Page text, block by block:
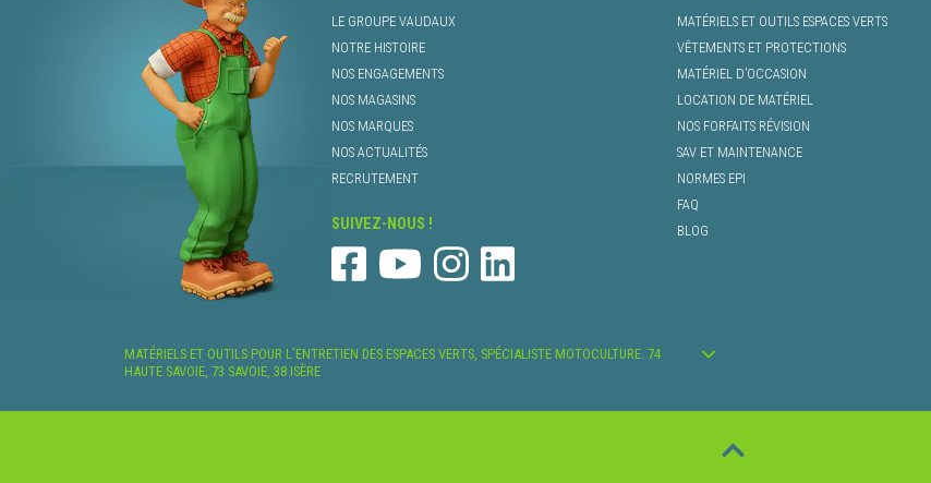
LE GROUPE VAUDAUX
NOTRE HISTOIRE
NOS ENGAGEMENTS
NOS MAGASINS
NOS MARQUES
NOS ACTUALITÉS
RECRUTEMENT
SUIVEZ-NOUS !
MATÉRIELS ET OUTILS ESPACES VERTS
VÊTEMENTS ET PROTECTIONS
MATÉRIEL D’OCCASION
LOCATION DE MATÉRIEL
NOS FORFAITS RÉVISION
SAV ET MAINTENANCE
NORMES EPI
FAQ
BLOG
MATÉRIELS ET OUTILS POUR L’ENTRETIEN DES ESPACES VERTS, SPÉCIALISTE MOTOCULTURE. 74
HAUTE SAVOIE, 73 SAVOIE, 38 ISÈRE